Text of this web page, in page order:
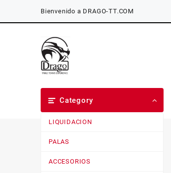
contenido
Bienvenido a DRAGO-TT.COM
Category
LIQUIDACION
PALAS
ACCESORIOS